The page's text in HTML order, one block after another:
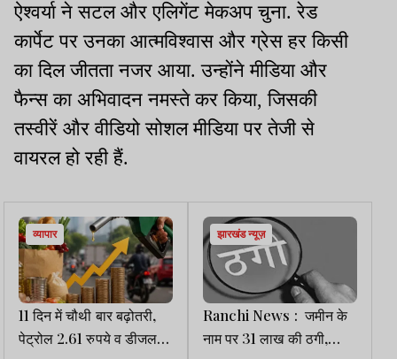
ऐश्वर्या ने सटल और एलिगेंट मेकअप चुना. रेड
कार्पेट पर उनका आत्मविश्वास और ग्रेस हर किसी
का दिल जीतता नजर आया. उन्होंने मीडिया और
फैन्स का अभिवादन नमस्ते कर किया, जिसकी
तस्वीरें और वीडियो सोशल मीडिया पर तेजी से
वायरल हो रही हैं.
व्यापार
11 दिन में चौथी बार बढ़ोतरी,
पेट्रोल 2.61 रुपये व डीजल
झारखंड न्यूज़
Ranchi News : जमीन के
नाम पर 31 लाख की ठगी,